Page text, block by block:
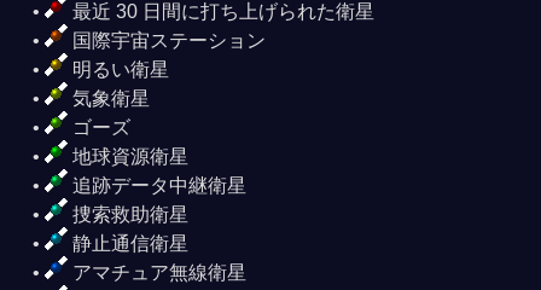
最近 30 日間に打ち上げられた衛星
国際宇宙ステーション
明るい衛星
気象衛星
ゴーズ
地球資源衛星
追跡データ中継衛星
捜索救助衛星
静止通信衛星
アマチュア無線衛星